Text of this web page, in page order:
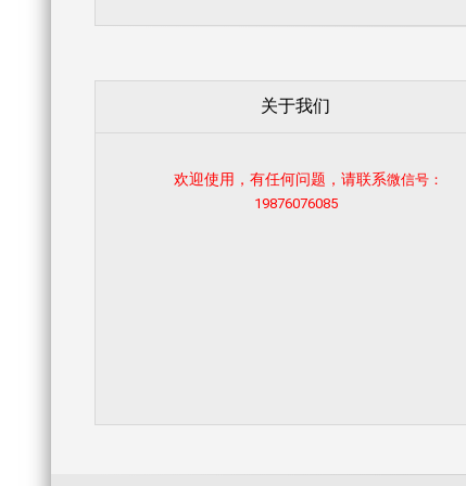
关于我们
欢迎使用，有任何问题，请联系微信号：
19876076085